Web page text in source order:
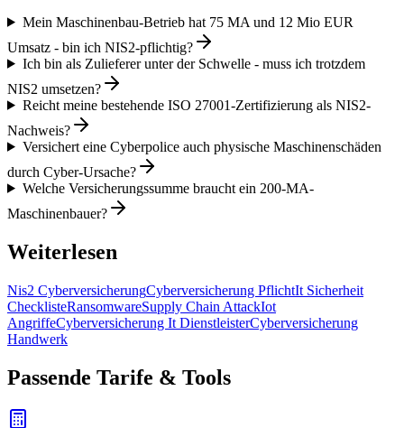
Mein Maschinenbau-Betrieb hat 75 MA und 12 Mio EUR
Umsatz - bin ich NIS2-pflichtig?
Ich bin als Zulieferer unter der Schwelle - muss ich trotzdem
NIS2 umsetzen?
Reicht meine bestehende ISO 27001-Zertifizierung als NIS2-
Nachweis?
Versichert eine Cyberpolice auch physische Maschinenschäden
durch Cyber-Ursache?
Welche Versicherungssumme braucht ein 200-MA-
Maschinenbauer?
Weiterlesen
Nis2 CyberversicherungCyberversicherung PflichtIt Sicherheit
ChecklisteRansomwareSupply Chain AttackIot
AngriffeCyberversicherung It DienstleisterCyberversicherung
Handwerk
Passende Tarife & Tools